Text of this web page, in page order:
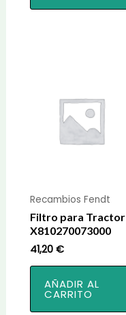
Recambios Fendt
Filtro para Tractor
X810270073000
41,20 €
AÑADIR AL
CARRITO